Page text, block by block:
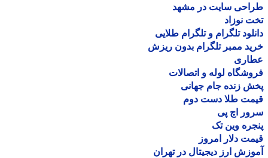
سایت در مشهد
نوزاد
تلگرام و تلگرام طلایی
ممبر تلگرام بدون ریزش
لوله و اتصالات
زنده جام جهانی
طلا دست دوم
اچ پی
وین تک
دلار امروز
ارز دیجیتال در تهران